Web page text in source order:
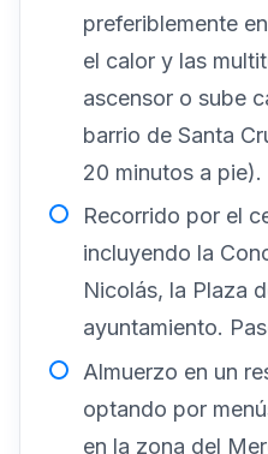
preferiblemente
el calor y las
ascensor o sube
barrio de Santa
20 minutos a
Recorrido por el
incluyendo la
Nicolás, la Plaza
ayuntamiento.
Almuerzo en un
optando por
en la zona del